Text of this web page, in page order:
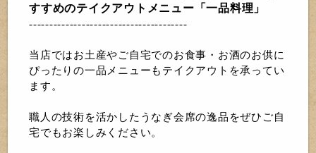
すすめのテイクアウトメニュー「一品料理」
---------------------------------------
当店ではお土産やご自宅でのお食事・お酒のお供に
ぴったりの一品メニューもテイクアウトを承ってい
ます。
職人の技術を活かしたうなぎ会席の逸品をぜひご自
宅でもお楽しみください。